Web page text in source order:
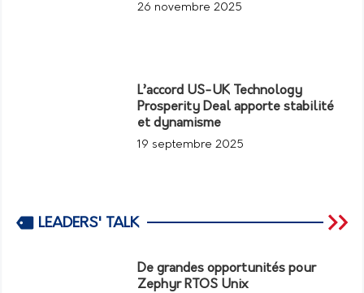
26 novembre 2025
L’accord US-UK Technology
Prosperity Deal apporte stabilité
et dynamisme
19 septembre 2025
LEADERS' TALK
De grandes opportunités pour
Zephyr RTOS Unix